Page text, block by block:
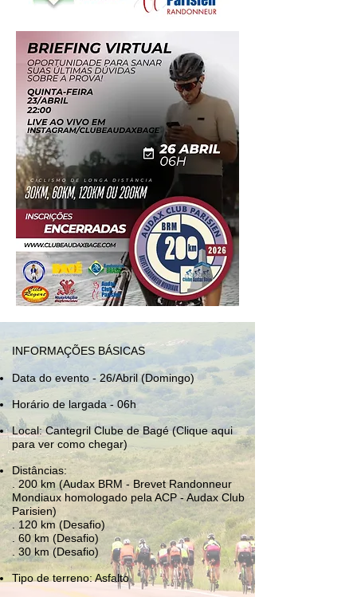
INFORMAÇÕES BÁSICAS
Data do evento - 26/Abril (Domingo)
Horário de largada - 06h
Local: Cantegril Clube de Bagé (Clique aqui
para ver como chegar)
Distâncias:
. 200 km (Audax BRM - Brevet Randonneur
Mondiaux homologado pela ACP - Audax Club
Parisien)
. 120 km (Desafio)
. 60 km (Desafio)
. 30 km (Desafio)
Tipo de terreno: Asfalto